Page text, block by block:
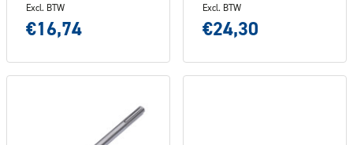
Excl. BTW
€16,74
Excl. BTW
€24,30